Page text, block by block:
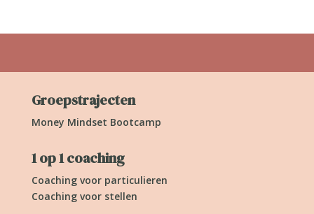
Groepstrajecten
Money Mindset Bootcamp
1 op 1 coaching
Coaching voor particulieren
Coaching voor stellen